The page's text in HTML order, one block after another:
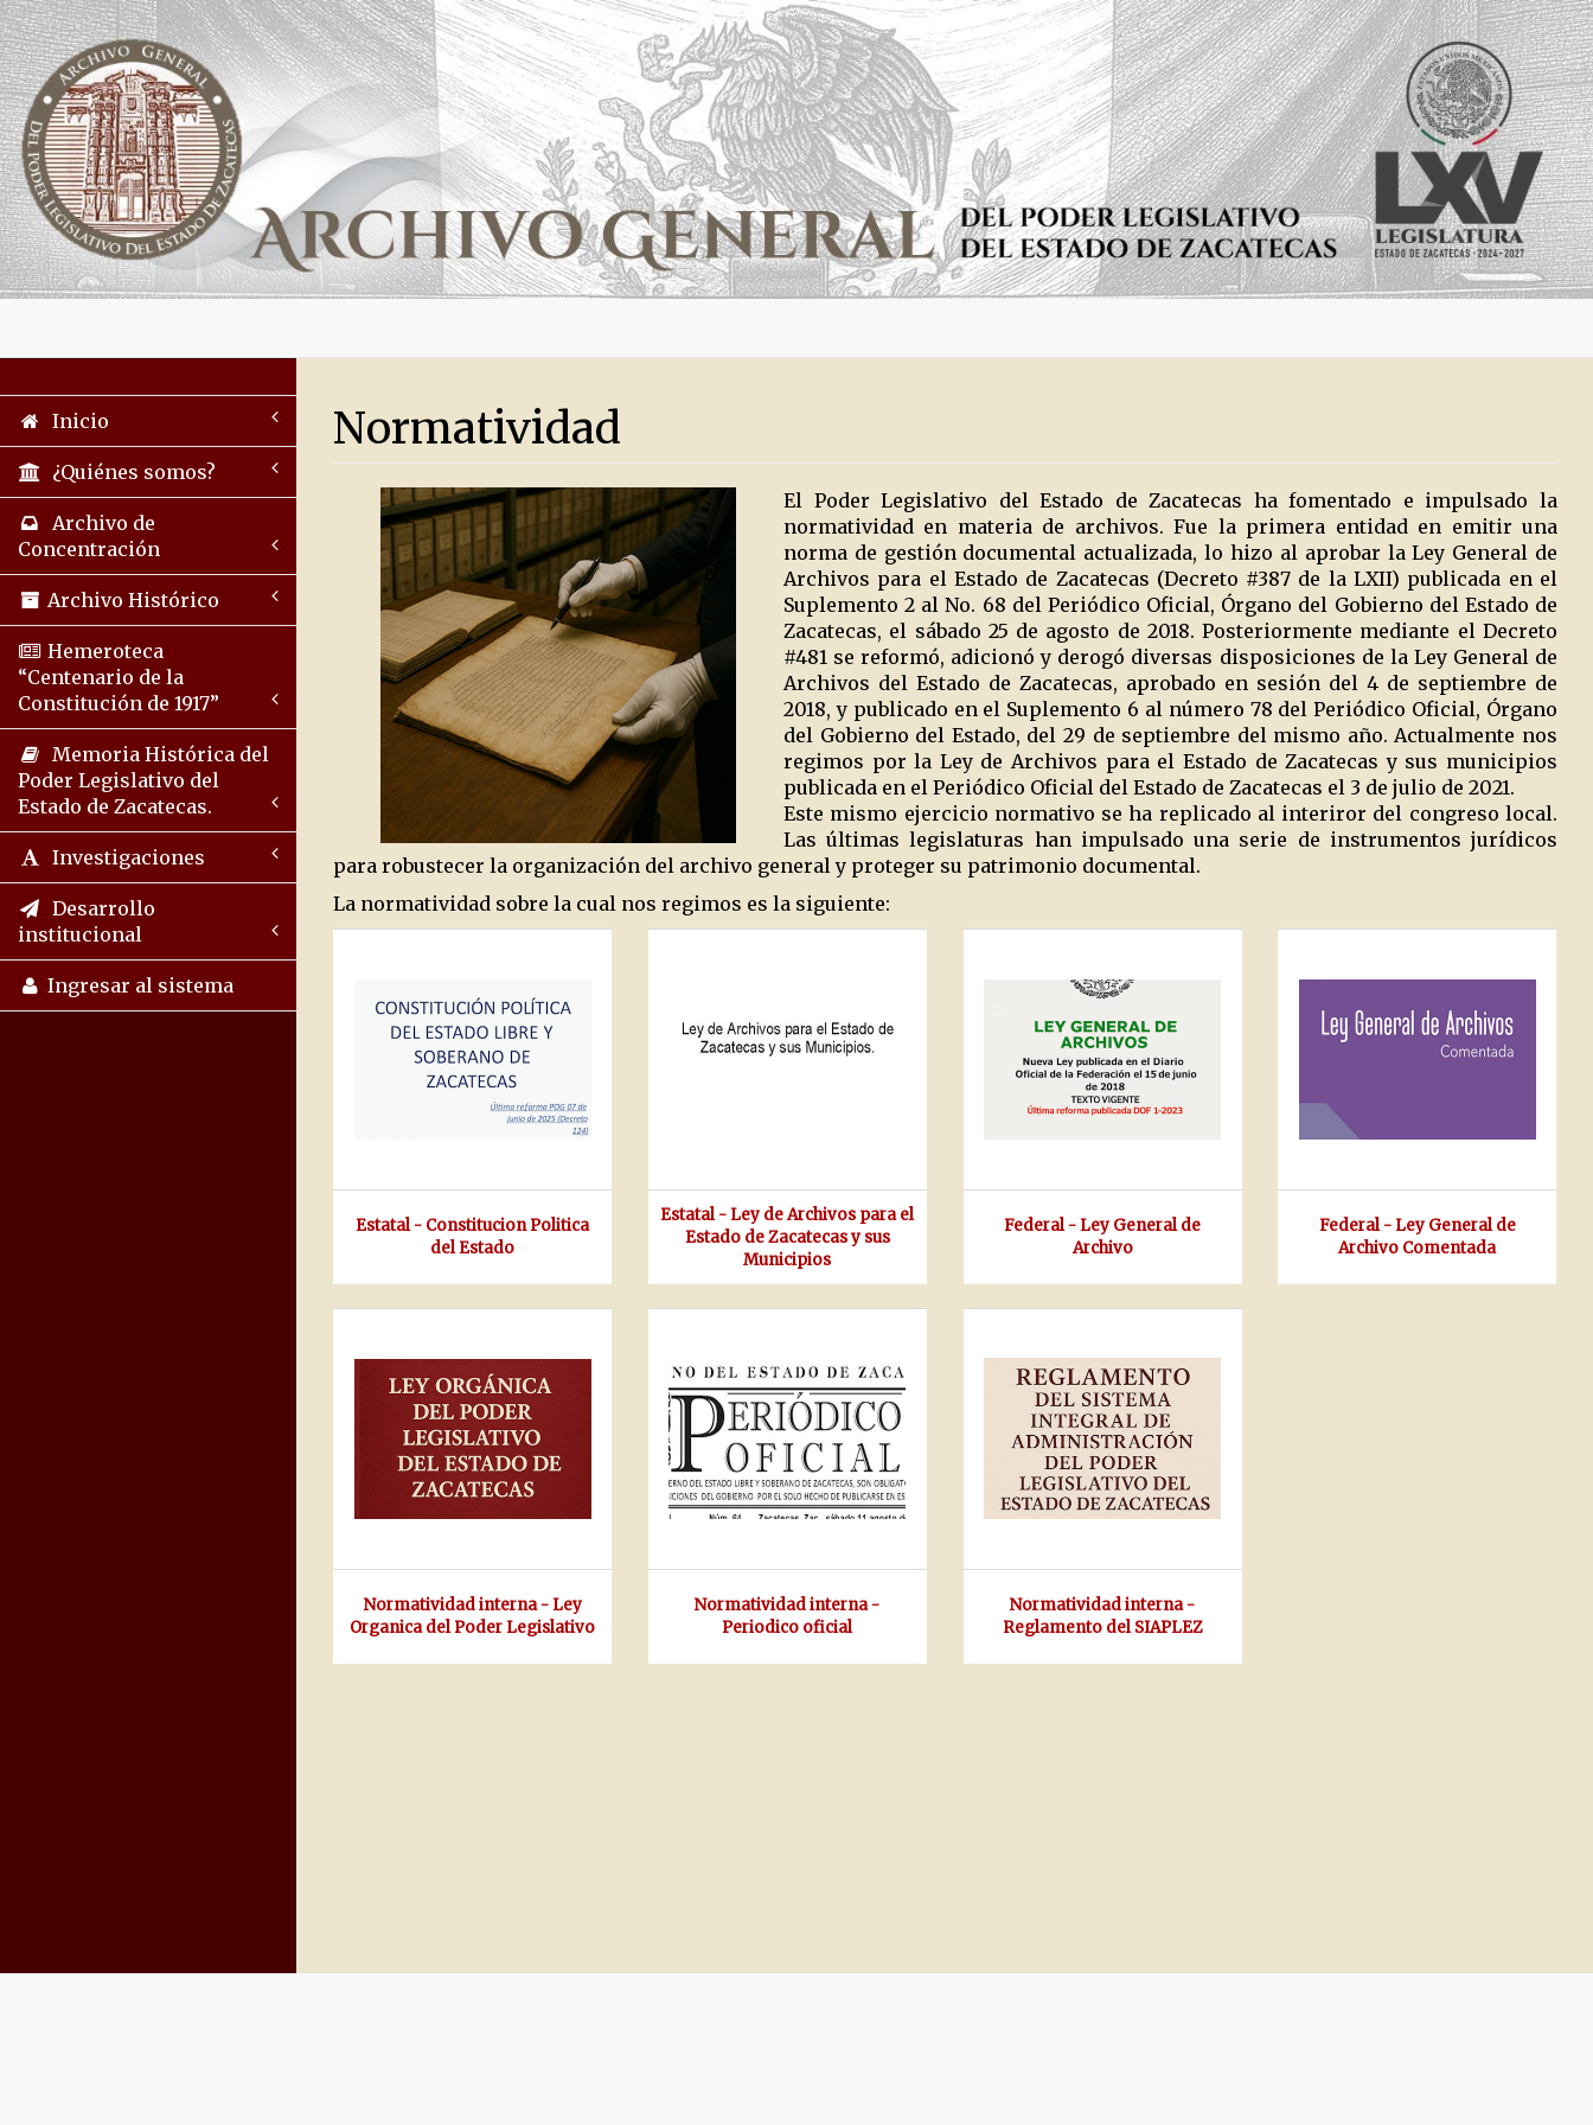
Inicio
¿Quiénes somos?
Archivo de
Concentración
Archivo Histórico
Hemeroteca
“Centenario de la
Constitución de 1917”
Memoria Histórica del
Poder Legislativo del
Estado de Zacatecas.
Investigaciones
Desarrollo
institucional
Ingresar al sistema
Normatividad
El Poder Legislativo del Estado de Zacatecas ha fomentado e impulsado la
normatividad en materia de archivos. Fue la primera entidad en emitir una
norma de gestión documental actualizada, lo hizo al aprobar la Ley General de
Archivos para el Estado de Zacatecas (Decreto #387 de la LXII) publicada en el
Suplemento 2 al No. 68 del Periódico Oficial, Órgano del Gobierno del Estado de
Zacatecas, el sábado 25 de agosto de 2018. Posteriormente mediante el Decreto
#481 se reformó, adicionó y derogó diversas disposiciones de la Ley General de
Archivos del Estado de Zacatecas, aprobado en sesión del 4 de septiembre de
2018, y publicado en el Suplemento 6 al número 78 del Periódico Oficial, Órgano
del Gobierno del Estado, del 29 de septiembre del mismo año. Actualmente nos
regimos por la Ley de Archivos para el Estado de Zacatecas y sus municipios
publicada en el Periódico Oficial del Estado de Zacatecas el 3 de julio de 2021.
Este mismo ejercicio normativo se ha replicado al interiror del congreso local.
Las últimas legislaturas han impulsado una serie de instrumentos jurídicos
para robustecer la organización del archivo general y proteger su patrimonio documental.
La normatividad sobre la cual nos regimos es la siguiente:
Estatal - Constitucion Politica
del Estado
Estatal - Ley de Archivos para el
Estado de Zacatecas y sus
Municipios
Federal - Ley General de
Archivo
Federal - Ley General de
Archivo Comentada
Normatividad interna - Ley
Organica del Poder Legislativo
Normatividad interna -
Periodico oficial
Normatividad interna -
Reglamento del SIAPLEZ